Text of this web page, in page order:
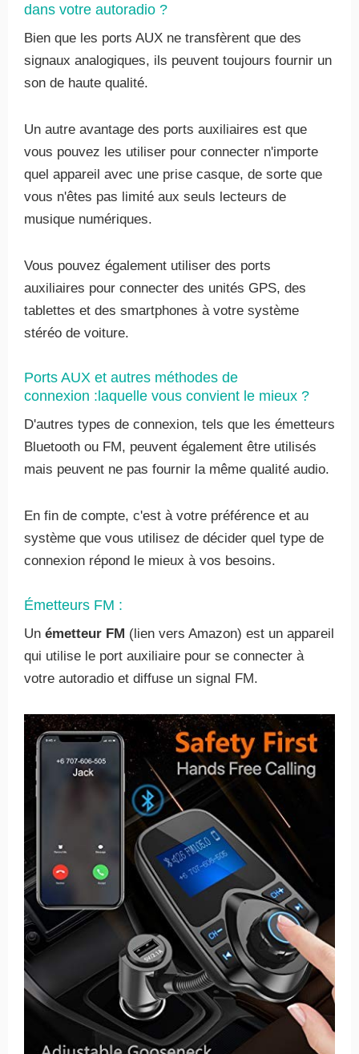
dans votre autoradio ?
Bien que les ports AUX ne transfèrent que des
signaux analogiques, ils peuvent toujours fournir un
son de haute qualité.
Un autre avantage des ports auxiliaires est que
vous pouvez les utiliser pour connecter n'importe
quel appareil avec une prise casque, de sorte que
vous n'êtes pas limité aux seuls lecteurs de
musique numériques.
Vous pouvez également utiliser des ports
auxiliaires pour connecter des unités GPS, des
tablettes et des smartphones à votre système
stéréo de voiture.
Ports AUX et autres méthodes de
connexion :laquelle vous convient le mieux ?
D'autres types de connexion, tels que les émetteurs
Bluetooth ou FM, peuvent également être utilisés
mais peuvent ne pas fournir la même qualité audio.
En fin de compte, c'est à votre préférence et au
système que vous utilisez de décider quel type de
connexion répond le mieux à vos besoins.
Émetteurs FM :
Un émetteur FM (lien vers Amazon) est un appareil
qui utilise le port auxiliaire pour se connecter à
votre autoradio et diffuse un signal FM.